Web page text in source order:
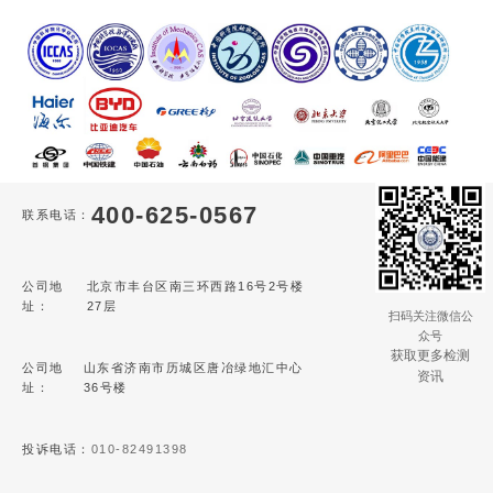
联系电话： 400-625-0567
公司地
址：
北京市丰台区南三环西路16号2号楼
27层
公司地
址：
山东省济南市历城区唐冶绿地汇中心
36号楼
投诉电话： 010-82491398
扫码关注微信公
众号
获取更多检测
资讯